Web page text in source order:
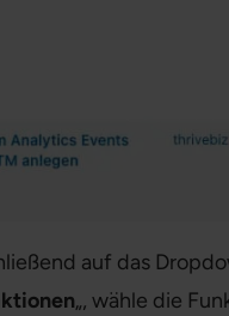
auf das
„, wähle die